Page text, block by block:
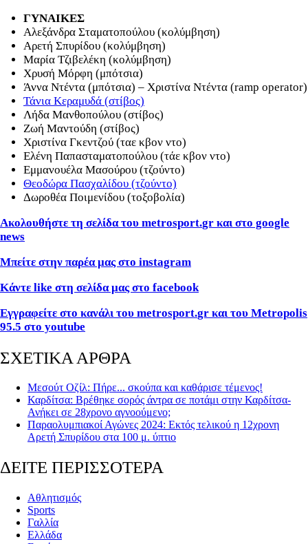
ΓΥΝΑΙΚΕΣ
Αλεξάνδρα Σταματοπούλου (κολύμβηση)
Αρετή Σπυρίδου (κολύμβηση)
Μαρία Τζιβελέκη (κολύμβηση)
Χρυσή Μόρφη (μπότσια)
Άννα Ντέντα (μπότσια) – Χριστίνα Ντέντα (ramp operator)
Τάνια Κεραμυδά (στίβος)
Λήδα Μανθοπούλου (στίβος)
Ζωή Μαντούδη (στίβος)
Χριστίνα Γκεντζού (ταε κβον ντο)
Ελένη Παπασταματοπούλου (τάε κβον ντο)
Εμμανουέλα Μασούρου (τζούντο)
Θεοδώρα Πασχαλίδου (τζούντο)
Δωροθέα Ποιμενίδου (τοξοβολία)
Ακολουθήστε τη σελίδα του metrosport.gr και στο google
news
Μπείτε στην παρέα μας στο instagram
Κάντε like στη σελίδα μας στο facebook
Εγγραφείτε στο κανάλι του metrosport.gr και του Metropolis
95.5 στο youtube
ΣΧΕΤΙΚΑ ΑΡΘΡΑ
Μεσούτ Οζίλ: Πήρε... σκούπα και καθάρισε τέμενος!
Καρδίτσα: Βρέθηκε σορός άντρα σε ποτάμι στην Καρδίτσα-
Ανήκει σε 28χρονο αγνοούμενο;
Παραολυμπιακοί Αγώνες 2024: Εκτός τελικού η 12χρονη
Αρετή Σπυρίδου στα 100 μ. ύπτιο
ΔΕΙΤΕ ΠΕΡΙΣΣΟΤΕΡΑ
Αθλητισμός
Sports
Γαλλία
Ελλάδα